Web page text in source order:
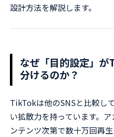
設計方法を解説します。
なぜ「目的設定」
分けるのか？
TikTokは他のSNSと比較し
い拡散力を持っています。
ンテンツ次第で数十万回再